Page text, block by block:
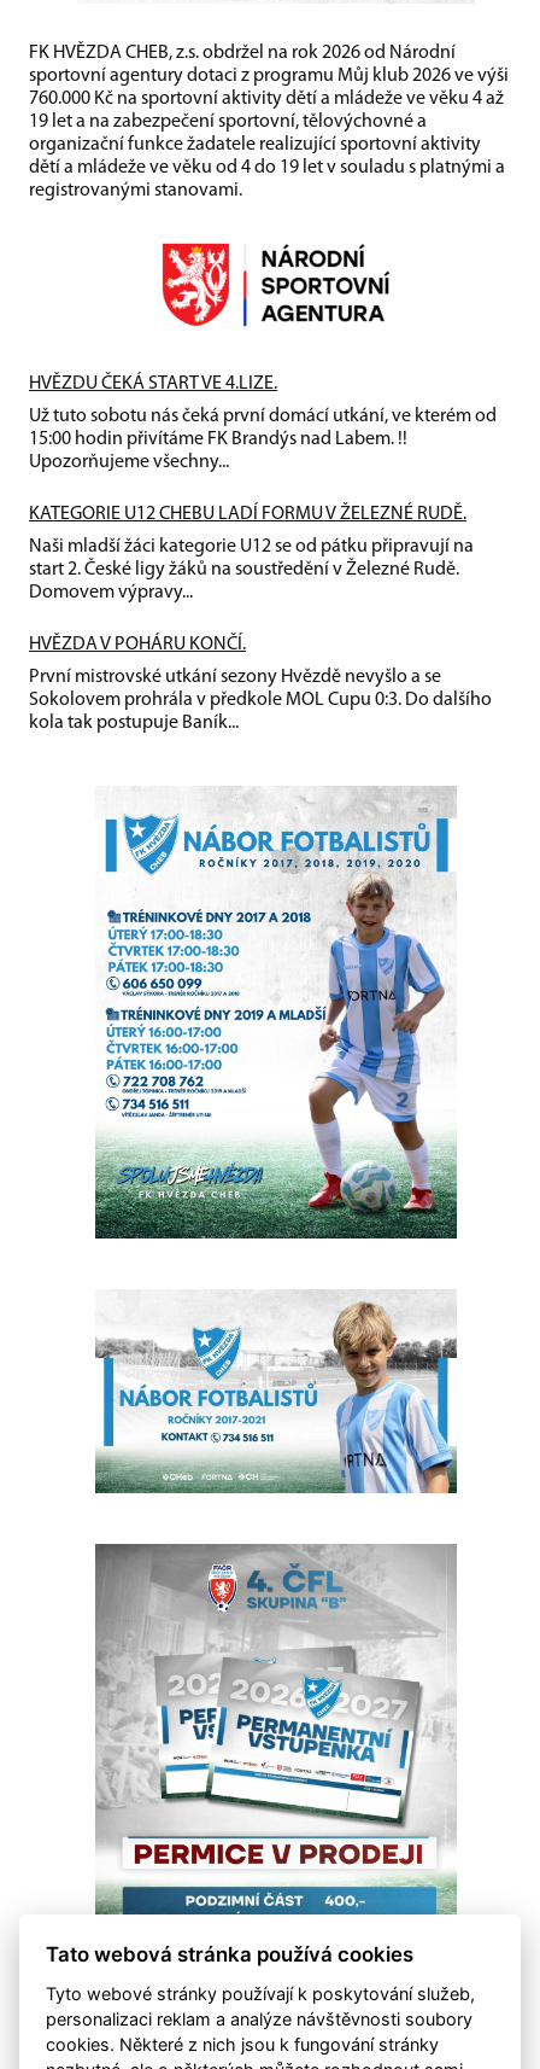
FK HVĚZDA CHEB, z.s. obdržel na rok 2026 od Národní
sportovní agentury dotaci z programu Můj klub 2026 ve výši
760.000 Kč na sportovní aktivity dětí a mládeže ve věku 4 až
19 let a na zabezpečení sportovní, tělovýchovné a
organizační funkce žadatele realizující sportovní aktivity
dětí a mládeže ve věku od 4 do 19 let v souladu s platnými a
registrovanými stanovami.
HVĚZDU ČEKÁ START VE 4.LIZE.
Už tuto sobotu nás čeká první domácí utkání, ve kterém od
15:00 hodin přivítáme FK Brandýs nad Labem. !!
Upozorňujeme všechny...
KATEGORIE U12 CHEBU LADÍ FORMU V ŽELEZNÉ RUDĚ.
Naši mladší žáci kategorie U12 se od pátku připravují na
start 2. České ligy žáků na soustředění v Železné Rudě.
Domovem výpravy...
HVĚZDA V POHÁRU KONČÍ.
První mistrovské utkání sezony Hvězdě nevyšlo a se
Sokolovem prohrála v předkole MOL Cupu 0:3. Do dalšího
kola tak postupuje Baník...
Tato webová stránka používá cookies
Tyto webové stránky používají k poskytování služeb,
personalizaci reklam a analýze návštěvnosti soubory
cookies. Některé z nich jsou k fungování stránky